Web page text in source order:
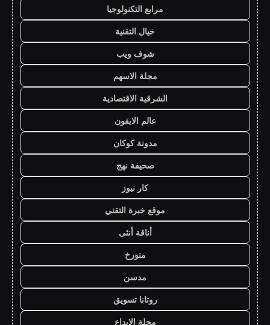
مرابع التكنولوجيا
خيال التقنية
شوف ويب
مجلة الاسهم
الشرقية الاقتصادية
عالم الايفون
مدونة كوكان
صحيفة نهج
كار نيوز
موقع خبرة التقني
أناقة أنثى
متورخ
مدسن
روتانا تسويق
مجلة الابداع